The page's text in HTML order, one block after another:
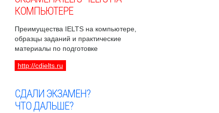
КОМПЬЮТЕРЕ
Преимущества IELTS на компьютере,
образцы заданий и практические
материалы по подготовке
http://cdielts.ru
СДАЛИ ЭКЗАМЕН?
ЧТО ДАЛЬШЕ?